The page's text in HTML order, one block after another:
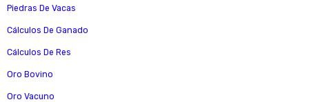
Piedras De Vacas
Cálculos De Ganado
Cálculos De Res
Oro Bovino
Oro Vacuno